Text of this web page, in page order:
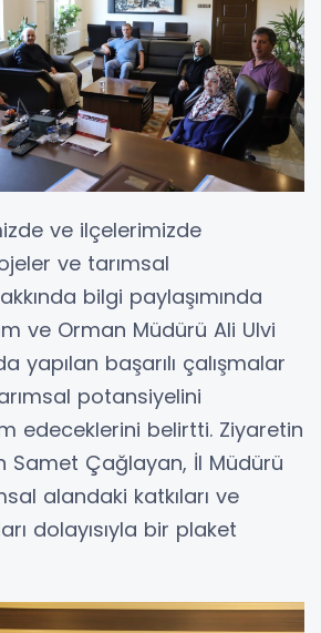
ve ilçelerimizde
ve tarımsal
bilgi paylaşımında
ve Orman Müdürü Ali Ulvi
yapılan başarılı çalışmalar
potansiyelini
edeceklerini belirtti. Ziyaretin
Samet Çağlayan, İl Müdürü
alandaki katkıları ve
dolayısıyla bir plaket